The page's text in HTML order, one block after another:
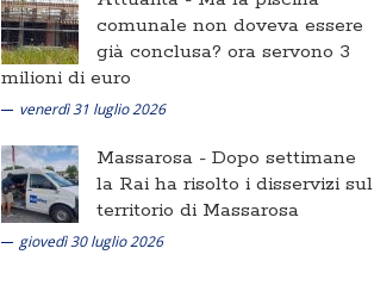
comunale non doveva essere
già conclusa? ora servono 3
milioni di euro
venerdì 31 luglio 2026
Massarosa - Dopo settimane
la Rai ha risolto i disservizi sul
territorio di Massarosa
giovedì 30 luglio 2026